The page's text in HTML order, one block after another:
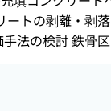
応可能な点
豪雨に伴う都
ルド実験によ
）
トの剥離・剥
法の検討 鉄骨
ステム同定を
架構の変形対
実験的・数値